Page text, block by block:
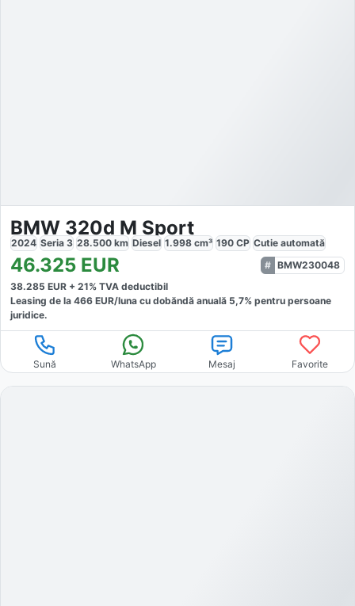
BMW 320d M Sport
2024 Seria 3 28.500 km Diesel 1.998 cm³ 190 CP Cutie automată
46.325 EUR
BMW230048
38.285 EUR + 21% TVA deductibil
Leasing de la 466 EUR/luna cu dobăndă anuală 5,7% pentru persoane
juridice.
Sună WhatsApp Mesaj Favorite